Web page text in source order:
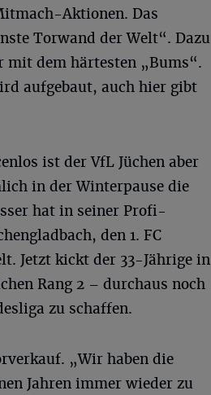
Aktionen. Das
Torwand der Welt“. Dazu
mit dem härtesten „Bums“.
aufgebaut, auch hier gibt
ist der VfL Jüchen aber
in der Winterpause die
hat in seiner Profi-
den 1. FC
Jetzt kickt der 33-Jährige in
Rang 2 – durchaus noch
zu schaffen.
„Wir haben die
Jahren immer wieder zu